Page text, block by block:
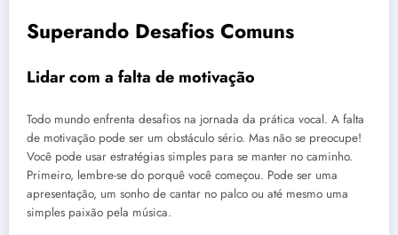
Superando Desafios Comuns
Lidar com a falta de motivação
Todo mundo enfrenta desafios na jornada da prática vocal. A falta
de motivação pode ser um obstáculo sério. Mas não se preocupe!
Você pode usar estratégias simples para se manter no caminho.
Primeiro, lembre-se do porquê você começou. Pode ser uma
apresentação, um sonho de cantar no palco ou até mesmo uma
simples paixão pela música.